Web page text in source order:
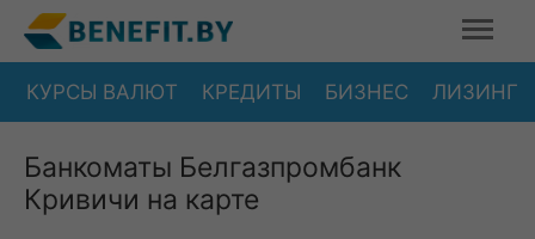
КУРСЫ ВАЛЮТ КРЕДИТЫ БИЗНЕС ЛИЗИНГ
Банкоматы Белгазпромбанк
Кривичи на карте